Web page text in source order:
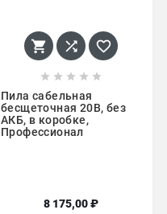
  
    
Пила сабельная
бесщеточная 20В, без
АКБ, в коробке,
Профессионал
8 175,00 ₽